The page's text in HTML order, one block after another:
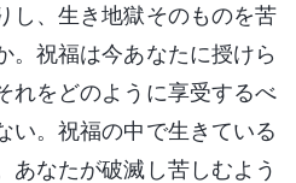
し、生き地獄そのものを苦
。祝福は今あなたに授けら
れをどのように享受するべ
い。祝福の中で生きている
あなたが破滅し苦しむよう